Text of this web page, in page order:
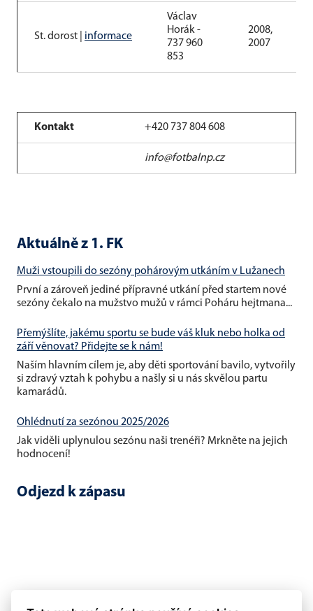
St. dorost | informace
Václav
Horák -
737 960
853
2008,
2007
Kontakt +420 737 804 608
info@fotbalnp.cz
Aktuálně z 1. FK
Muži vstoupili do sezóny pohárovým utkáním v Lužanech
První a zároveň jediné přípravné utkání před startem nové
sezóny čekalo na mužstvo mužů v rámci Poháru hejtmana...
Přemýšlíte, jakému sportu se bude váš kluk nebo holka od
září věnovat? Přidejte se k nám!
Naším hlavním cílem je, aby děti sportování bavilo, vytvořily
si zdravý vztah k pohybu a našly si u nás skvělou partu
kamarádů.
Ohlédnutí za sezónou 2025/2026
Jak viděli uplynulou sezónu naši trenéři? Mrkněte na jejich
hodnocení!
Odjezd k zápasu